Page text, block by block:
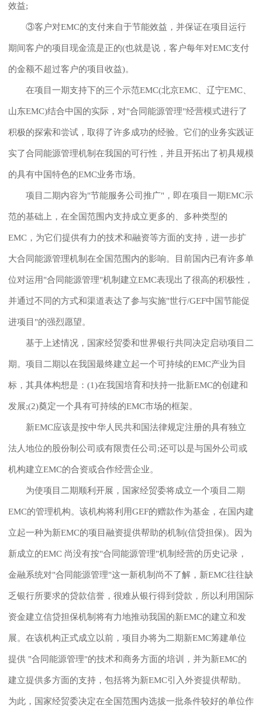
效益;
③客户对EMC的支付来自于节能效益，并保证在项目运行
期间客户的项目现金流是正的(也就是说，客户每年对EMC支付
的金额不超过客户的项目收益)。
在项目一期支持下的三个示范EMC(北京EMC、辽宁EMC、
山东EMC)结合中国的实际，对"合同能源管理"经营模式进行了
积极的探索和尝试，取得了许多成功的经验。它们的业务实践证
实了合同能源管理机制在我国的可行性，并且开拓出了初具规模
的具有中国特色的EMC业务市场。
项目二期内容为"节能服务公司推广"，即在项目一期EMC示
范的基础上，在全国范围内支持成立更多的、多种类型的
EMC，为它们提供有力的技术和融资等方面的支持，进一步扩
大合同能源管理机制在全国范围内的影响。目前国内已有许多单
位对运用"合同能源管理"机制建立EMC表现出了很高的积极性，
并通过不同的方式和渠道表达了参与实施"世行/GEF中国节能促
进项目"的强烈愿望。
基于上述情况，国家经贸委和世界银行共同决定启动项目二
期。项目二期以在我国最终建立起一个可持续的EMC产业为目
标，其具体构想是：(1)在我国培育和扶持一批新EMC的创建和
发展;(2)奠定一个具有可持续的EMC市场的框架。
新EMC应该是按中华人民共和国法律规定注册的具有独立
法人地位的股份制公司或有限责任公司;还可以是与国外公司或
机构建立EMC的合资或合作经营企业。
为使项目二期顺利开展，国家经贸委将成立一个项目二期
EMC的管理机构。该机构将利用GEF的赠款作为基金，在国内建
立起一种为新EMC的项目融资提供帮助的机制(信贷担保)。因为
新成立的EMC 尚没有按"合同能源管理"机制经营的历史记录，
金融系统对"合同能源管理"这一新机制尚不了解，新EMC往往缺
乏银行所要求的贷款信誉，很难从银行得到贷款，所以利用国际
资金建立信贷担保机制将有力地推动我国的新EMC的建立和发
展。在该机构正式成立以前，项目办将为二期新EMC筹建单位
提供 "合同能源管理"的技术和商务方面的培训，并为新EMC的
建立提供多方面的支持，包括将为新EMC引入外资提供帮助。
为此，国家经贸委决定在全国范围内选拔一批条件较好的单位作